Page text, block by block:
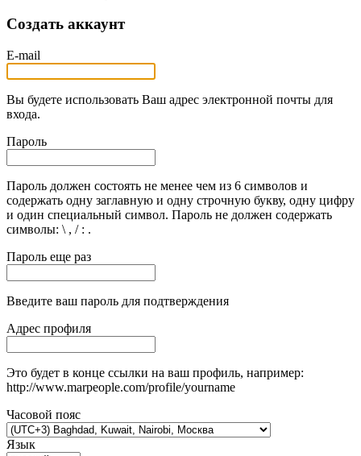
Создать аккаунт
E-mail
Вы будете использовать Ваш адрес электронной почты для
входа.
Пароль
Пароль должен состоять не менее чем из 6 символов и
содержать одну заглавную и одну строчную букву, одну цифру
и один специальный символ. Пароль не должен содержать
символы: \ , / : .
Пароль еще раз
Введите ваш пароль для подтверждения
Адрес профиля
Это будет в конце ссылки на ваш профиль, например:
http://www.marpeople.com/profile/yourname
Часовой пояс
Язык